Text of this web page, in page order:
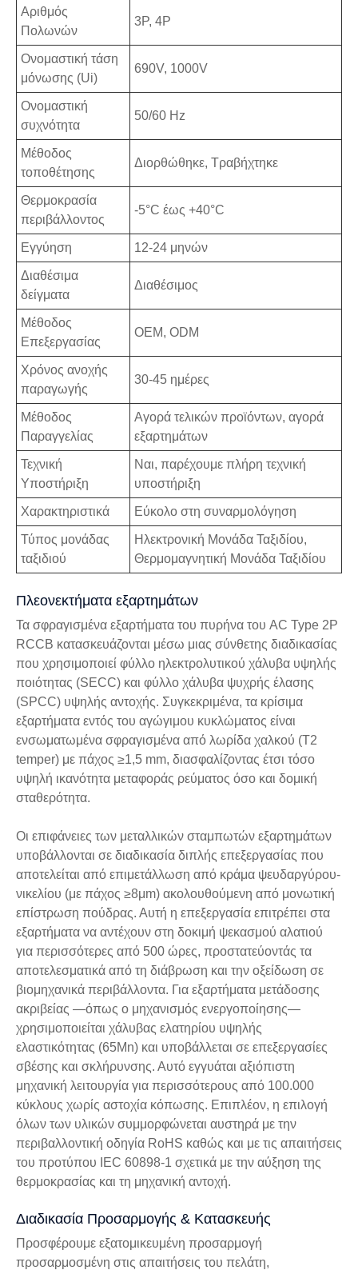
Αριθμός
Πολωνών
3P, 4P
Ονομαστική τάση
μόνωσης (Ui)
690V, 1000V
Ονομαστική
συχνότητα
50/60 Hz
Μέθοδος
τοποθέτησης
Διορθώθηκε, Τραβήχτηκε
Θερμοκρασία
περιβάλλοντος
-5°C έως +40°C
Εγγύηση 12-24 μηνών
Διαθέσιμα
δείγματα
Διαθέσιμος
Μέθοδος
Επεξεργασίας
OEM, ODM
Χρόνος ανοχής
παραγωγής
30-45 ημέρες
Μέθοδος
Παραγγελίας
Αγορά τελικών προϊόντων, αγορά
εξαρτημάτων
Τεχνική
Υποστήριξη
Ναι, παρέχουμε πλήρη τεχνική
υποστήριξη
Χαρακτηριστικά Εύκολο στη συναρμολόγηση
Τύπος μονάδας
ταξιδιού
Ηλεκτρονική Μονάδα Ταξιδίου,
Θερμομαγνητική Μονάδα Ταξιδίου
Πλεονεκτήματα εξαρτημάτων
Τα σφραγισμένα εξαρτήματα του πυρήνα του AC Type 2P
RCCB κατασκευάζονται μέσω μιας σύνθετης διαδικασίας
που χρησιμοποιεί φύλλο ηλεκτρολυτικού χάλυβα υψηλής
ποιότητας (SECC) και φύλλο χάλυβα ψυχρής έλασης
(SPCC) υψηλής αντοχής. Συγκεκριμένα, τα κρίσιμα
εξαρτήματα εντός του αγώγιμου κυκλώματος είναι
ενσωματωμένα σφραγισμένα από λωρίδα χαλκού (T2
temper) με πάχος ≥1,5 mm, διασφαλίζοντας έτσι τόσο
υψηλή ικανότητα μεταφοράς ρεύματος όσο και δομική
σταθερότητα.
Οι επιφάνειες των μεταλλικών σταμπωτών εξαρτημάτων
υποβάλλονται σε διαδικασία διπλής επεξεργασίας που
αποτελείται από επιμετάλλωση από κράμα ψευδαργύρου-
νικελίου (με πάχος ≥8μm) ακολουθούμενη από μονωτική
επίστρωση πούδρας. Αυτή η επεξεργασία επιτρέπει στα
εξαρτήματα να αντέχουν στη δοκιμή ψεκασμού αλατιού
για περισσότερες από 500 ώρες, προστατεύοντάς τα
αποτελεσματικά από τη διάβρωση και την οξείδωση σε
βιομηχανικά περιβάλλοντα. Για εξαρτήματα μετάδοσης
ακριβείας —όπως ο μηχανισμός ενεργοποίησης—
χρησιμοποιείται χάλυβας ελατηρίου υψηλής
ελαστικότητας (65Mn) και υποβάλλεται σε επεξεργασίες
σβέσης και σκλήρυνσης. Αυτό εγγυάται αξιόπιστη
μηχανική λειτουργία για περισσότερους από 100.000
κύκλους χωρίς αστοχία κόπωσης. Επιπλέον, η επιλογή
όλων των υλικών συμμορφώνεται αυστηρά με την
περιβαλλοντική οδηγία RoHS καθώς και με τις απαιτήσεις
του προτύπου IEC 60898-1 σχετικά με την αύξηση της
θερμοκρασίας και τη μηχανική αντοχή.
Διαδικασία Προσαρμογής & Κατασκευής
Προσφέρουμε εξατομικευμένη προσαρμογή
προσαρμοσμένη στις απαιτήσεις του πελάτη,